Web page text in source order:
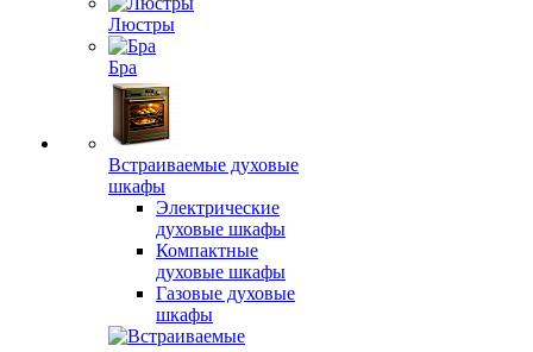
Люстры
Бра
Встраиваемые духовые
шкафы
Электрические
духовые шкафы
Компактные
духовые шкафы
Газовые духовые
шкафы